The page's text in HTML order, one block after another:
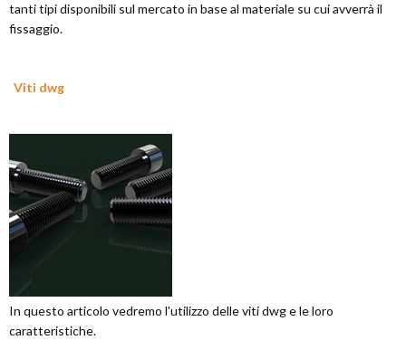
tanti tipi disponibili sul mercato in base al materiale su cui avverrà il
fissaggio.
Viti dwg
In questo articolo vedremo l'utilizzo delle viti dwg e le loro
caratteristiche.